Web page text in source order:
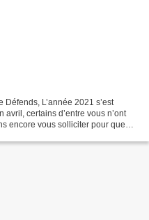
L’année 2021 s’est
certains d’entre vous n’ont
encore vous solliciter pour que